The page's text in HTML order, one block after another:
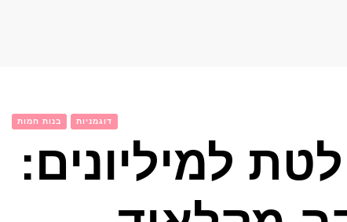
בנות חמות דוגמניות
למיליונים: